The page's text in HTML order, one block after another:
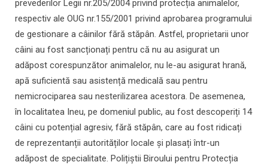
prevederilor Legii nr.205/2004 privind protecția animalelor,
respectiv ale OUG nr.155/2001 privind aprobarea programului
de gestionare a câinilor fără stăpân. Astfel, proprietarii unor
câini au fost sancționați pentru că nu au asigurat un
adăpost corespunzător animalelor, nu le-au asigurat hrană,
apă suficientă sau asistență medicală sau pentru
nemicrociparea sau nesterilizarea acestora. De asemenea,
în localitatea Ineu, pe domeniul public, au fost descoperiți 14
câini cu potențial agresiv, fără stăpân, care au fost ridicați
de reprezentanții autorităților locale și plasați într-un
adăpost de specialitate. Polițiștii Biroului pentru Protecția